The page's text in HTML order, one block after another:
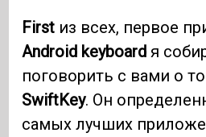
First из всех, первое
Android keyboard я
поговорить с вами о
SwiftKey. Он
самых лучших